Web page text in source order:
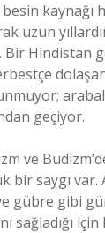
kaynağı
uzun
Bir Hindistan
geçiyor.
ve
bir saygı var.
gübre gibi
sağladığı için